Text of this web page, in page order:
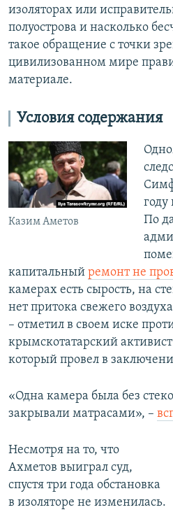
изоляторах или
полуострова и насколько
такое обращение с точки
цивилизованном мире
материале.
Условия содержания
Казим Аметов
году
По
капитальный ремонт не
камерах есть сырость, на
нет притока свежего
– отметил в своем иске
крымскотатарский активист
который провел в
«Одна камера была без
закрывали матрасами», –
Несмотря на то, что
Ахметов выиграл суд,
спустя три года обстановка
в изоляторе не изменилась.